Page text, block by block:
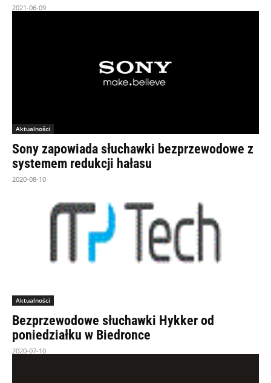
2021-06-09
Aktualności
Sony zapowiada słuchawki bezprzewodowe z
systemem redukcji hałasu
2020-08-10
Aktualności
Bezprzewodowe słuchawki Hykker od
poniedziałku w Biedronce
2020-07-10